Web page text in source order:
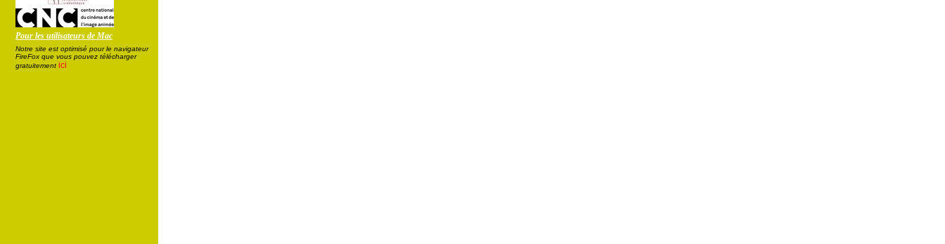
Pour les utilisateurs de Mac
Notre site est optimisé pour le navigateur
FireFox que vous pouvez télécharger
gratuitement ici